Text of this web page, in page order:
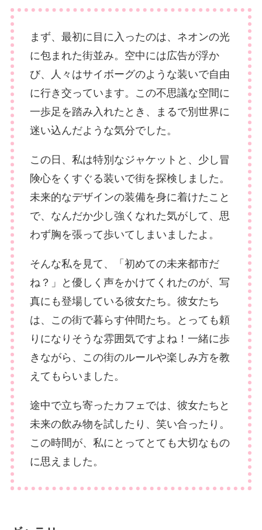
まず、最初に目に入ったのは、ネオンの光
に包まれた街並み。空中には広告が浮か
び、人々はサイボーグのような装いで自由
に行き交っています。この不思議な空間に
一歩足を踏み入れたとき、まるで別世界に
迷い込んだような気分でした。
この日、私は特別なジャケットと、少し冒
険心をくすぐる装いで街を探検しました。
未来的なデザインの装備を身に着けたこと
で、なんだか少し強くなれた気がして、思
わず胸を張って歩いてしまいましたよ。
そんな私を見て、「初めての未来都市だ
ね？」と優しく声をかけてくれたのが、写
真にも登場している彼女たち。彼女たち
は、この街で暮らす仲間たち。とっても頼
りになりそうな雰囲気ですよね！一緒に歩
きながら、この街のルールや楽しみ方を教
えてもらいました。
途中で立ち寄ったカフェでは、彼女たちと
未来の飲み物を試したり、笑い合ったり。
この時間が、私にとってとても大切なもの
に思えました。